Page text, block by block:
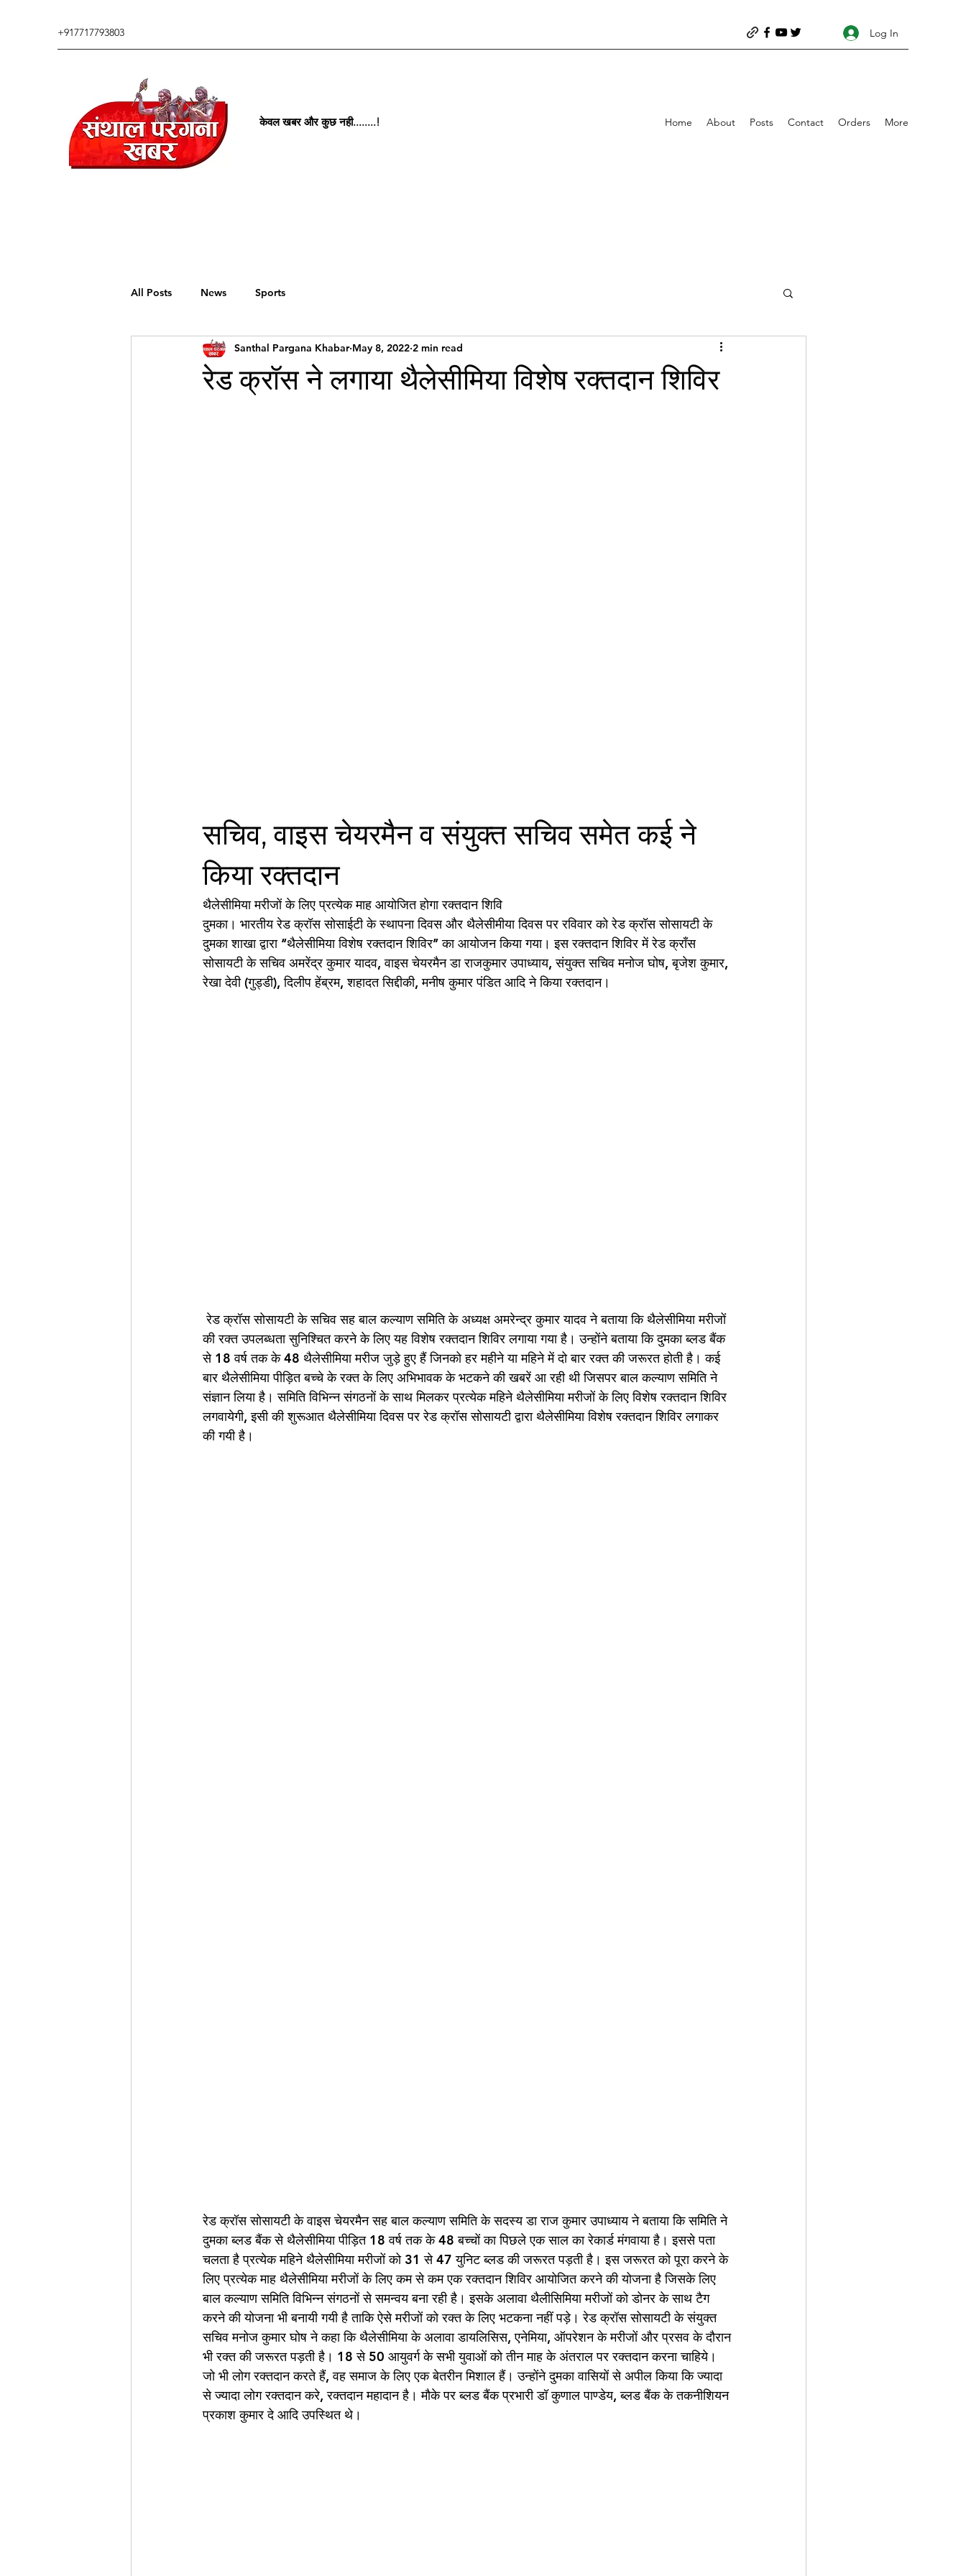
+917717793803 Log In
केवल खबर और कुछ नही........! Home About Posts Contact Orders More
All Posts News Sports
रेड क्रॉस ने लगाया थैलेसीमिया विशेष रक्तदान शिविर
Santhal Pargana Khabar May 8, 2022 2 min read
सचिव, वाइस चेयरमैन व संयुक्त सचिव समेत कई ने
किया रक्तदान
थैलेसीमिया मरीजों के लिए प्रत्येक माह आयोजित होगा रक्तदान शिवि
दुमका। भारतीय रेड क्रॉस सोसाईटी के स्थापना दिवस और थैलेसीमीया दिवस पर रविवार को रेड क्रॉस सोसायटी के
दुमका शाखा द्वारा ‘‘थैलेसीमिया विशेष रक्तदान शिविर’’ का आयोजन किया गया। इस रक्तदान शिविर में रेड क्राँस
सोसायटी के सचिव अमरेंद्र कुमार यादव, वाइस चेयरमैन डा राजकुमार उपाध्याय, संयुक्त सचिव मनोज घोष, बृजेश कुमार,
रेखा देवी (गुड्डी), दिलीप हेंब्रम, शहादत सिद्दीकी, मनीष कुमार पंडित आदि ने किया रक्तदान।
रेड क्रॉस सोसायटी के सचिव सह बाल कल्याण समिति के अध्यक्ष अमरेन्द्र कुमार यादव ने बताया कि थैलेसीमिया मरीजों
की रक्त उपलब्धता सुनिश्चित करने के लिए यह विशेष रक्तदान शिविर लगाया गया है। उन्होंने बताया कि दुमका ब्लड बैंक
से 18 वर्ष तक के 48 थैलेसीमिया मरीज जुड़े हुए हैं जिनको हर महीने या महिने में दो बार रक्त की जरूरत होती है। कई
बार थैलेसीमिया पीड़ित बच्चे के रक्त के लिए अभिभावक के भटकने की खबरें आ रही थी जिसपर बाल कल्याण समिति ने
संज्ञान लिया है। समिति विभिन्न संगठनों के साथ मिलकर प्रत्येक महिने थैलेसीमिया मरीजों के लिए विशेष रक्तदान शिविर
लगवायेगी, इसी की शुरूआत थैलेसीमिया दिवस पर रेड क्रॉस सोसायटी द्वारा थैलेसीमिया विशेष रक्तदान शिविर लगाकर
की गयी है।
रेड क्रॉस सोसायटी के वाइस चेयरमैन सह बाल कल्याण समिति के सदस्य डा राज कुमार उपाध्याय ने बताया कि समिति ने
दुमका ब्लड बैंक से थैलेसीमिया पीड़ित 18 वर्ष तक के 48 बच्चों का पिछले एक साल का रेकार्ड मंगवाया है। इससे पता
चलता है प्रत्येक महिने थैलेसीमिया मरीजों को 31 से 47 युनिट ब्लड की जरूरत पड़ती है। इस जरूरत को पूरा करने के
लिए प्रत्येक माह थैलेसीमिया मरीजों के लिए कम से कम एक रक्तदान शिविर आयोजित करने की योजना है जिसके लिए
बाल कल्याण समिति विभिन्न संगठनों से समन्वय बना रही है। इसके अलावा थैलीसिमिया मरीजों को डोनर के साथ टैग
करने की योजना भी बनायी गयी है ताकि ऐसे मरीजों को रक्त के लिए भटकना नहीं पड़े। रेड क्रॉस सोसायटी के संयुक्त
सचिव मनोज कुमार घोष ने कहा कि थैलेसीमिया के अलावा डायलिसिस, एनेमिया, ऑपरेशन के मरीजों और प्रसव के दौरान
भी रक्त की जरूरत पड़ती है। 18 से 50 आयुवर्ग के सभी युवाओं को तीन माह के अंतराल पर रक्तदान करना चाहिये।
जो भी लोग रक्तदान करते हैं, वह समाज के लिए एक बेतरीन मिशाल हैं। उन्होंने दुमका वासियों से अपील किया कि ज्यादा
से ज्यादा लोग रक्तदान करे, रक्तदान महादान है। मौके पर ब्लड बैंक प्रभारी डॉ कुणाल पाण्डेय, ब्लड बैंक के तकनीशियन
प्रकाश कुमार दे आदि उपस्थित थे।